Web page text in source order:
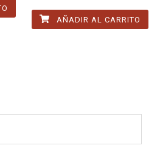
AÑADIR AL CARRITO